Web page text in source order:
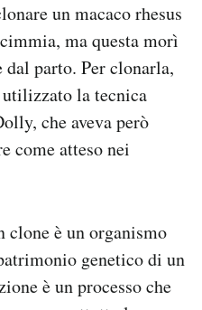
un macaco rhesus
ma questa morì
parto. Per clonarla,
la tecnica
che aveva però
come atteso nei
è un organismo
genetico di un
è un processo che